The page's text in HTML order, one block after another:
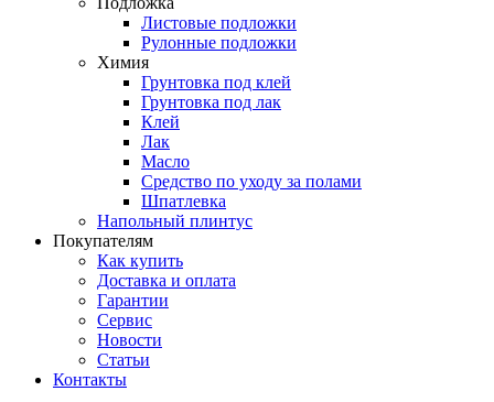
Листовые подложки
Рулонные подложки
Химия
Грунтовка под клей
Грунтовка под лак
Клей
Лак
Масло
Средство по уходу за полами
Шпатлевка
Напольный плинтус
Покупателям
Как купить
Доставка и оплата
Гарантии
Сервис
Новости
Статьи
Контакты